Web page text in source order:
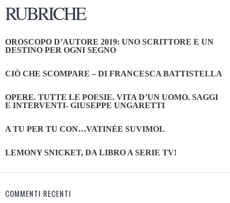
RUBRICHE
OROSCOPO D’AUTORE 2019: UNO SCRITTORE E UN
DESTINO PER OGNI SEGNO
CIÒ CHE SCOMPARE – DI FRANCESCA BATTISTELLA
OPERE. TUTTE LE POESIE. VITA D’UN UOMO. SAGGI
E INTERVENTI- GIUSEPPE UNGARETTI
A TU PER TU CON…VATINÈE SUVIMOL
LEMONY SNICKET, DA LIBRO A SERIE TV!
COMMENTI RECENTI